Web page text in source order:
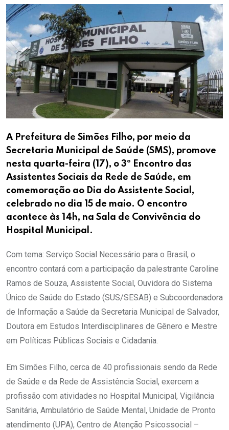
Email
A Prefeitura de Simões Filho, por meio da
Secretaria Municipal de Saúde (SMS), promove
nesta quarta-feira (17), o 3º Encontro das
Assistentes Sociais da Rede de Saúde, em
comemoração ao Dia do Assistente Social,
celebrado no dia 15 de maio. O encontro
acontece às 14h, na Sala de Convivência do
Hospital Municipal.
Com tema: Serviço Social Necessário para o Brasil, o
encontro contará com a participação da palestrante Caroline
Ramos de Souza, Assistente Social, Ouvidora do Sistema
Único de Saúde do Estado (SUS/SESAB) e Subcoordenadora
de Informação a Saúde da Secretaria Municipal de Salvador,
Doutora em Estudos Interdisciplinares de Gênero e Mestre
em Políticas Públicas Sociais e Cidadania.
Em Simões Filho, cerca de 40 profissionais sendo da Rede
de Saúde e da Rede de Assistência Social, exercem a
profissão com atividades no Hospital Municipal, Vigilância
Sanitária, Ambulatório de Saúde Mental, Unidade de Pronto
atendimento (UPA), Centro de Atenção Psicossocial –